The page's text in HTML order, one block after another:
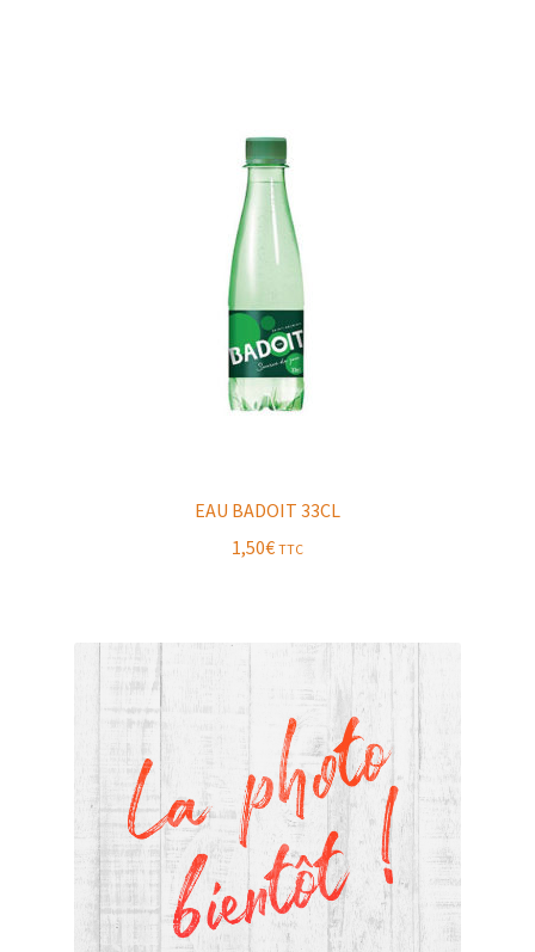
EAU BADOIT 33CL
1,50€ TTC